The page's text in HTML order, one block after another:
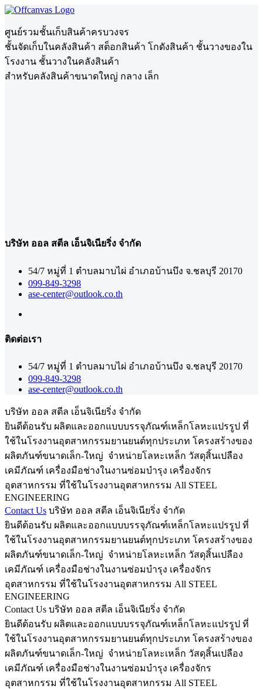
ศูนย์รวมชั้นเก็บสินค้าครบวงจร
ชั้นจัดเก็บในคลังสินค้า สต็อกสินค้า โกดังสินค้า ชั้นวางของใน
โรงงาน ชั้นวางในคลังสินค้า
สำหรับคลังสินค้าขนาดใหญ่ กลาง เล็ก
บริษัท ออล สตีล เอ็นจิเนียริ่ง จำกัด
54/7 หมู่ที่ 1 ตำบลมาบไผ่ อำเภอบ้านบึง จ.ชลบุรี 20170
099-849-3298
ase-center@outlook.co.th
ติดต่อเรา
54/7 หมู่ที่ 1 ตำบลมาบไผ่ อำเภอบ้านบึง จ.ชลบุรี 20170
099-849-3298
ase-center@outlook.co.th
บริษัท ออล สตีล เอ็นจิเนียริ่ง จำกัด
ยินดีต้อนรับ ผลิตและออกแบบบรรจุภัณฑ์เหล็กโลหะแปรรูป ที่
ใช้ในโรงงานอุตสาหกรรมยานยนต์ทุกประเภท โครงสร้างของ
ผลิตภันฑ์ขนาดเล็ก-ใหญ่ จำหน่ายโลหะเหล็ก วัสดุสิ้นเปลือง
เคมีภัณฑ์ เครื่องมือช่างในงานซ่อมบำรุง เครื่องจักร
อุตสาหกรรม ที่ใช้ในโรงงานอุตสาหกรรม All STEEL
ENGINEERING
Contact Us บริษัท ออล สตีล เอ็นจิเนียริ่ง จำกัด
ยินดีต้อนรับ ผลิตและออกแบบบรรจุภัณฑ์เหล็กโลหะแปรรูป ที่
ใช้ในโรงงานอุตสาหกรรมยานยนต์ทุกประเภท โครงสร้างของ
ผลิตภันฑ์ขนาดเล็ก-ใหญ่ จำหน่ายโลหะเหล็ก วัสดุสิ้นเปลือง
เคมีภัณฑ์ เครื่องมือช่างในงานซ่อมบำรุง เครื่องจักร
อุตสาหกรรม ที่ใช้ในโรงงานอุตสาหกรรม All STEEL
ENGINEERING
Contact Us บริษัท ออล สตีล เอ็นจิเนียริ่ง จำกัด
ยินดีต้อนรับ ผลิตและออกแบบบรรจุภัณฑ์เหล็กโลหะแปรรูป ที่
ใช้ในโรงงานอุตสาหกรรมยานยนต์ทุกประเภท โครงสร้างของ
ผลิตภันฑ์ขนาดเล็ก-ใหญ่ จำหน่ายโลหะเหล็ก วัสดุสิ้นเปลือง
เคมีภัณฑ์ เครื่องมือช่างในงานซ่อมบำรุง เครื่องจักร
อุตสาหกรรม ที่ใช้ในโรงงานอุตสาหกรรม All STEEL